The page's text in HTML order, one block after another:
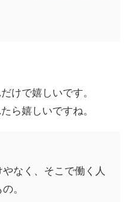
けで嬉しいです。
ら嬉しいですね。
なく、そこで働く人
。